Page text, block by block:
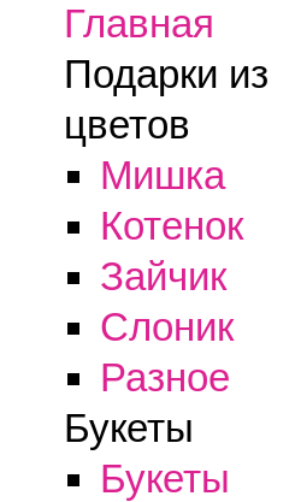
Главная
Подарки из
цветов
Мишка
Котенок
Зайчик
Слоник
Разное
Букеты
Букеты